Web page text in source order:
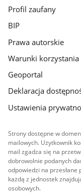
Profil zaufany
BIP
Prawa autorskie
Warunki korzystania
Geoportal
Deklaracja
Ustawienia
Strony dostępne w
mailowych. Użytkownik
mail zgadza się na
dobrowolnie podanych
odpowiedzi na przesłane
każdą z jednostek
osobowych.